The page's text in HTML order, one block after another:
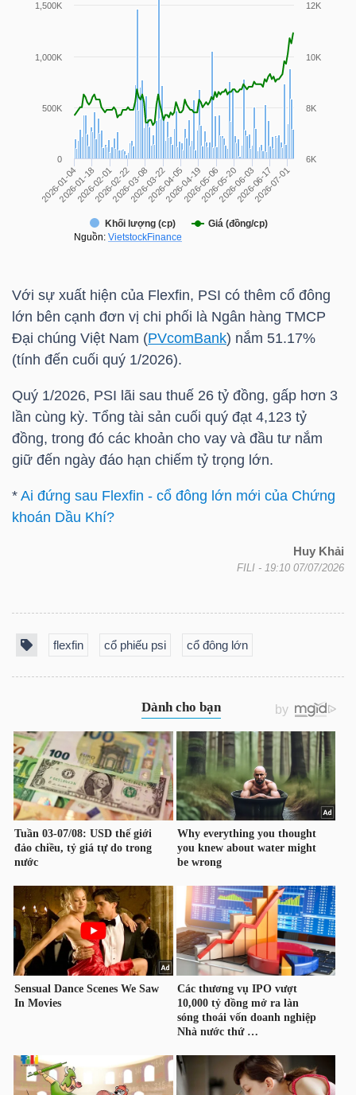
Với sự xuất hiện của Flexfin, PSI có thêm cổ đông
lớn bên cạnh đơn vị chi phối là Ngân hàng TMCP
Đại chúng Việt Nam (PVcomBank) nắm 51.17%
(tính đến cuối quý 1/2026).
Quý 1/2026, PSI lãi sau thuế 26 tỷ đồng, gấp hơn 3
lần cùng kỳ. Tổng tài sản cuối quý đạt 4,123 tỷ
đồng, trong đó các khoản cho vay và đầu tư nắm
giữ đến ngày đáo hạn chiếm tỷ trọng lớn.
* Ai đứng sau Flexfin - cổ đông lớn mới của Chứng
khoán Dầu Khí?
Huy Khải
FILI - 19:10 07/07/2026
flexfin cổ phiếu psi cổ đông lớn
CHÍNH
TÍCH
VIETSTOCKFINANCE
VĨ
MÔ
DOANH
NGHIỆP
PHIẾU
PHÁI
SINH
TRÁI
PHIẾU
CÔNG
TƯ